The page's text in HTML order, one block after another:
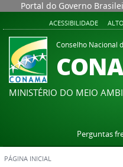
Portal do Governo
ACESSIBILIDADE
Conselho Nacional
MINISTÉRIO DO MEIO
Perguntas
PÁGINA INICIAL